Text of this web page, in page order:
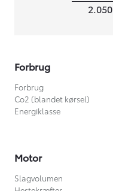
2.050
Forbrug
Forbrug
Co2 (blandet kørsel)
Energiklasse
Motor
Slagvolumen